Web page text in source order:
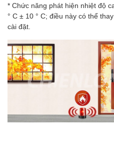
* Chức năng phát hiện nhiệt độ
° C ± 10 ° C; điều này có thể
cài đặt.